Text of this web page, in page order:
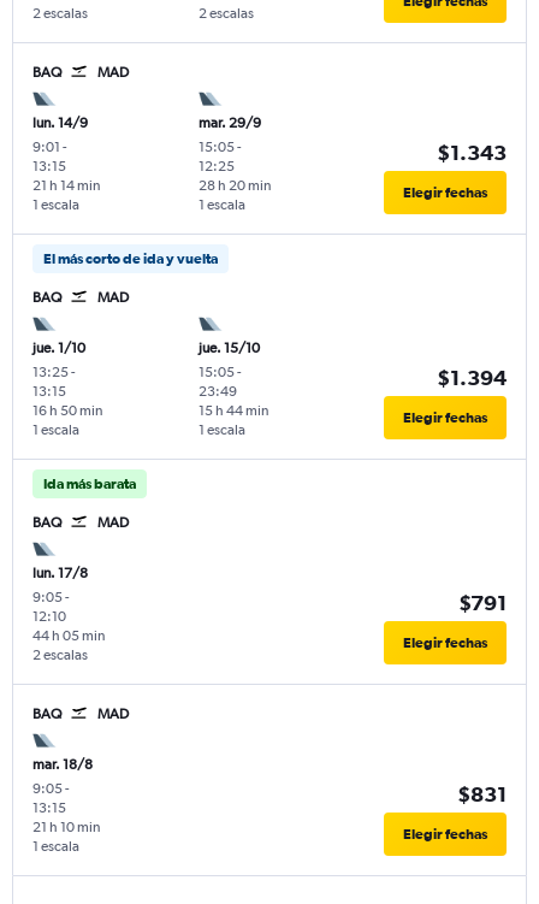
2 escalas
2 escalas
BAQ MAD
lun. 14/9
9:01 -
13:15
1 escala
21 h 14 min
mar. 29/9
15:05-
12:25
1 escala
28 h 20 min
$1.343
Elegir fechas
El más corto de ida y vuelta
BAQ MAD
jue. 1/10
13:25-
13:15
1 escala
16 h 50 min
jue. 15/10
15:05-
23:49
1 escala
15 h 44 min
$1.394
Elegir fechas
Ida más barata
BAQ MAD
lun. 17/8
9:05-
12:10
2 escalas
44 h 05 min
$791
Elegir fechas
BAQ MAD
mar. 18/8
9:05-
13:15
1 escala
21 h 10 min
$831
Elegir fechas